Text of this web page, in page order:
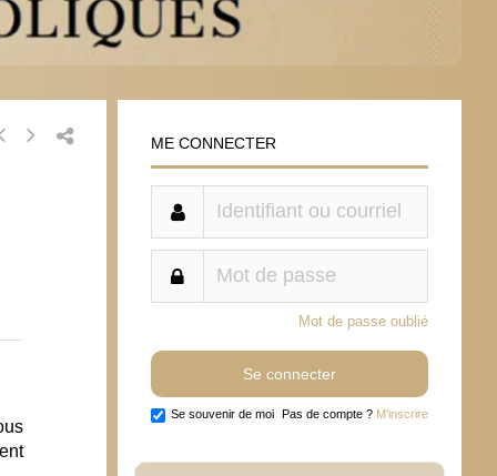
ME CONNECTER
Mot de passe oublié
Se souvenir de moi Pas de compte ? M'inscrire